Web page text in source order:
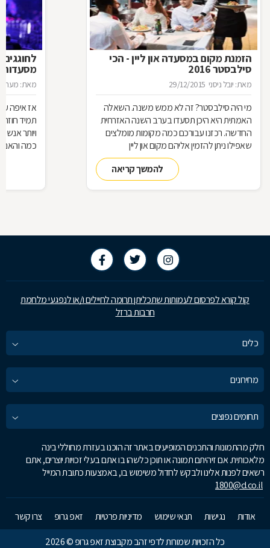
הזמנת מקום במסעדה און ליין - הכי
סילבסטר 2016
מאת: יובל ניסני 29/12/2015
מי היה סילבסטר? זה לא ממש משנה. השאלה
האמתית היא היכן תסעדו בערב השנה האזרחית
החדשה. רכזנו עבורכם כמה מקומות מומלצים
שאפילו ניתן להזמין אליהם מקום און ליין
להמשך קריאה
מסעדות
מאת:
אז איפה
תמיד
ויותר
כמה והאם
קול קורא לפרסום לעמותות שתכליתן תרומה לחיילים ו/או לנפגעי מלחמת
חרבות ברזל
כלים
מחירונים
תחומים נפוצים
חלק מהתמונות והתכנים המופיעים באתר זה הוכנו בעזרת מחוללי בינה
מלאכותית. אם זיהיתם תמונה או תוכן כלשהו בו אתם בעלי זכויות יוצרים, אתם
רשאים לפנות אלינו ולבקש לחדול משימוש בו, באמצעות כתובת המייל
1800@d.co.il
אודות נגישות תנאי שימוש מדיניות פרטיות זאפ גרופ
צרו קשר
כל הזכויות שמורות לדפי זהב מקבוצת זאפ גרופ © 2026